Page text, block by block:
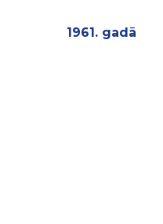
1961. gadā